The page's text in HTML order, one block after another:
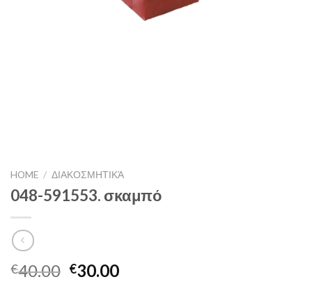
HOME / ΔΙΑΚΟΣΜΗΤΙΚΆ
048-591553. σκαμπό
€40.00 €30.00